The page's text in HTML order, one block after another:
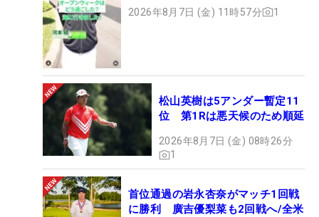
2026年8月7日 (金) 11時57分 1
松山英樹は5アンダー暫定11
位 第1Rは悪天候のため順延
2026年8月7日 (金) 08時26分
1
首位通過の岩永杏奈がマッチ1回戦
に勝利 廣吉優梨菜も2回戦へ/全米